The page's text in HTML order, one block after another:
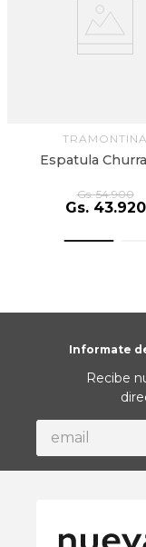
TRAMONTINA
Espatula
Gs. 54.900
Gs. 43.920
Informate
Recibe